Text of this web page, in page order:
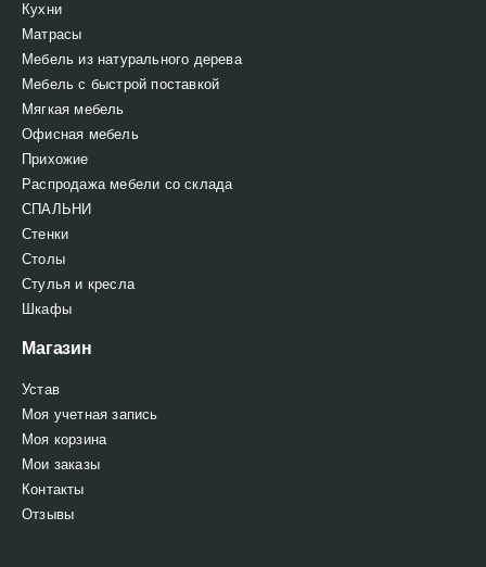
Кухни
Матрасы
Мебель из натурального дерева
Мебель с быстрой поставкой
Мягкая мебель
Офисная мебель
Прихожие
Распродажа мебели со склада
СПАЛЬНИ
Стенки
Столы
Стулья и кресла
Шкафы
Магазин
Устав
Моя учетная запись
Моя корзина
Мои заказы
Контакты
Отзывы